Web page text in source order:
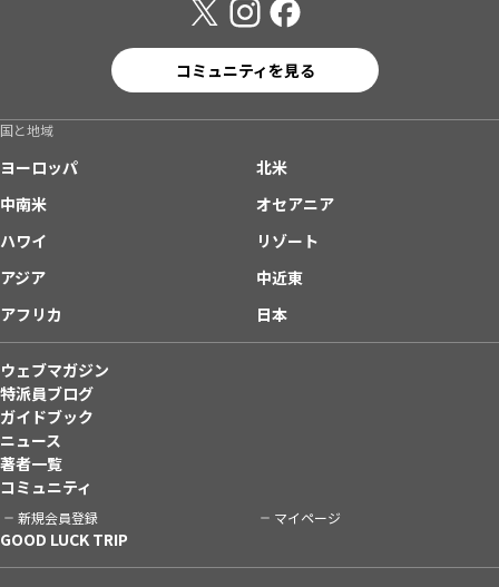
コミュニティを見る
国と地域
ヨーロッパ
北米
中南米
オセアニア
ハワイ
リゾート
アジア
中近東
アフリカ
日本
ウェブマガジン
特派員ブログ
ガイドブック
ニュース
著者一覧
コミュニティ
新規会員登録 マイページ
GOOD LUCK TRIP